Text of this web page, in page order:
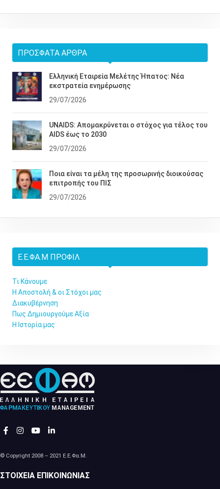
ΠΡΌΣΦΑΤΑ ΆΡΘΡΑ
Ελληνική Εταιρεία Μελέτης Ήπατος: Νέα
εκστρατεία ενημέρωσης
29/07/2026
UNAIDS: Απομακρύνεται ο στόχος για τέλος του
AIDS έως το 2030
29/07/2026
Ποια είναι τα μέλη της προσωρινής διοικούσας
επιτροπής του ΠΙΣ
29/07/2026
Ε.Ε.ΦΑ.Μ ΠΡΟΦΊΛ
Τι Κάνουμε
Η Αποστολή & οι Στόχοι μας
Διακυβέρνηση
Πως Δημιουργούμε Αξία
Η Ιστορία μας
© Copyright 2008 – 2021 Ε.Ε.Φα.Μ.
ΣΤΟΙΧΕΊΑ ΕΠΙΚΟΙΝΩΝΊΑΣ